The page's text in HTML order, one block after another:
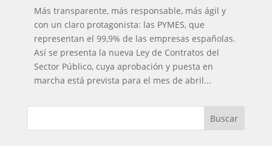
Más transparente, más responsable, más ágil y
con un claro protagonista: las PYMES, que
representan el 99,9% de las empresas españolas.
Así se presenta la nueva Ley de Contratos del
Sector Público, cuya aprobación y puesta en
marcha está prevista para el mes de abril...